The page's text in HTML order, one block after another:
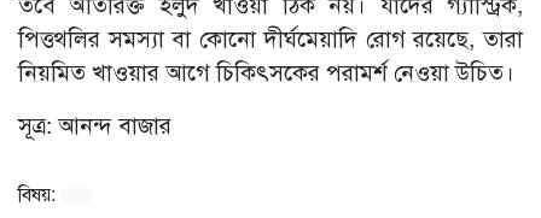
পিত্তথলির সমস্যা বা কোনো দীর্ঘমেয়াদি রোগ রয়েছে, তারা
নিয়মিত খাওয়ার আগে চিকিৎসকের পরামর্শ নেওয়া উচিত।
সূত্র: আনন্দ বাজার
বিষয়: